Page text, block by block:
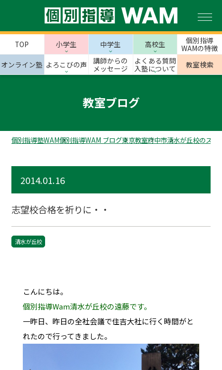
TOP 小学生 中学生 高校生
個別指導
WAMの特徴
オンライン塾 よろこびの声
講師からの
メッセージ
よくある質問
入塾について
教室検索
教室ブログ
個別指導塾WAM個別指導WAM ブログ東京教室府中市清水が丘校のスタ
2014.01.16
志望校合格を祈りに・・
清水が丘校
こんにちは。
個別指導Wam清水が丘校の遠藤です。
一昨日、昨日の全社会議で住吉大社に行く時間がと
れたので行ってきました。